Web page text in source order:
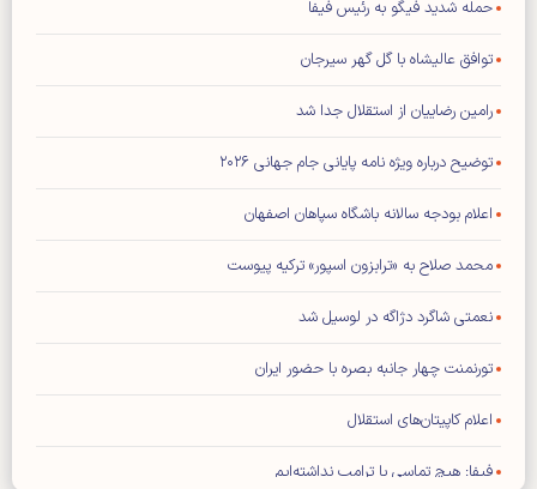
حمله شدید فیگو به رئیس فیفا
توافق عالیشاه با گل گهر سیرجان
رامین رضاییان از استقلال جدا شد
توضیح درباره ویژه نامه پایانی جام جهانی ۲۰۲۶
اعلام بودجه سالانه باشگاه سپاهان اصفهان
محمد صلاح به «ترابزون اسپور» ترکیه پیوست
نعمتی شاگرد دژاگه در لوسیل شد
تورنمنت چهار جانبه بصره با حضور ایران
اعلام کاپیتان‌های استقلال
فیفا: هیچ تماسی با ترامپ نداشته‌ایم